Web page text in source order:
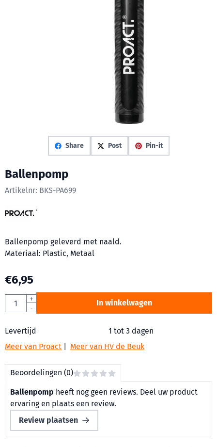
Share Post Pin-it
Ballenpomp
Artikelnr: BKS-PA699
Ballenpomp geleverd met naald.
Materiaal: Plastic, Metaal
€6,95
Aantal
+
-
In winkelwagen
Levertijd
1 tot 3 dagen
Meer van Proact
Meer van HV de Beuk
Beoordelingen (0)
Ballenpomp heeft nog geen reviews. Deel uw product
ervaring en plaats een review.
Review plaatsen